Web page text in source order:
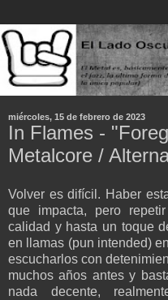
miércoles, 15 de febrero de 2023
In Flames -
Metalcore /
Volver es difícil. Haber
que impacta, pero
calidad y hasta un toque
en llamas (pun intended)
escucharlos con
muchos años antes y
nada decente,